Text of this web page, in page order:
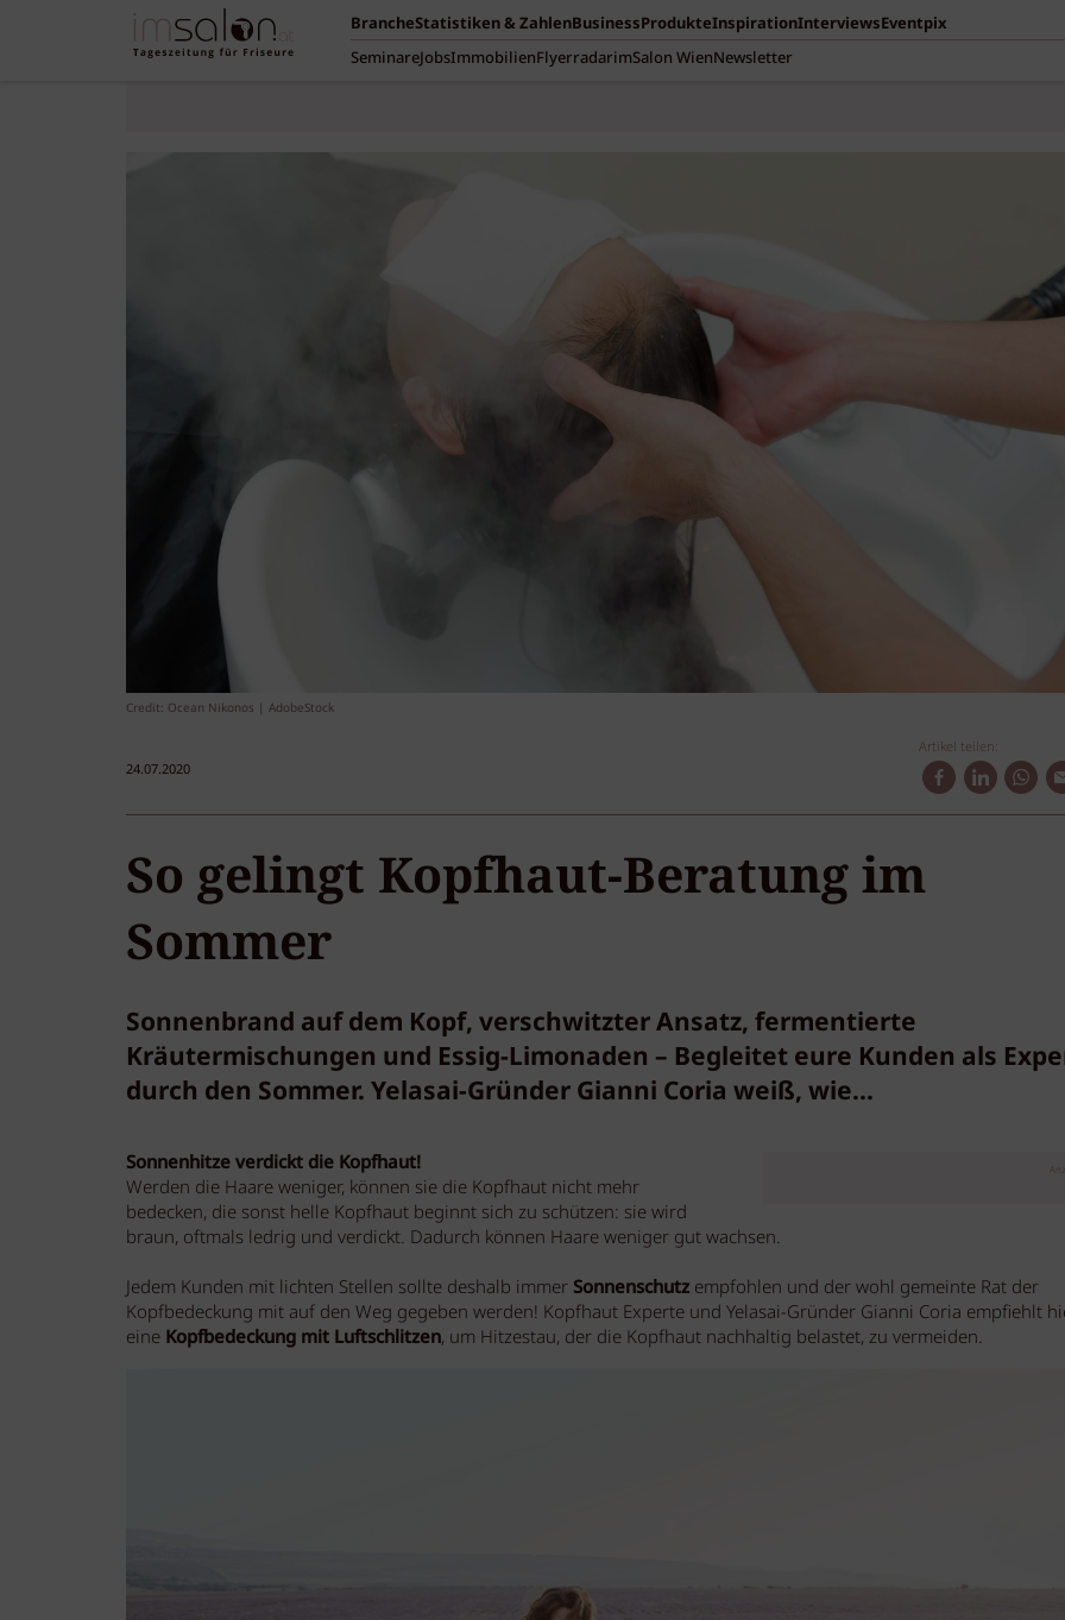
BrancheStatistiken & ZahlenBusinessProdukteInspirationInterviewsEventpix
SeminareJobsImmobilienFlyerradarimSalon WienNewsletter
Credit: Ocean Nikonos | AdobeStock
24.07.2020
Artikel teilen:
So gelingt Kopfhaut-Beratung im
Sommer
Sonnenbrand auf dem Kopf, verschwitzter Ansatz, fermentierte
Kräutermischungen und Essig-Limonaden – Begleitet eure Kunden als
durch den Sommer. Yelasai-Gründer Gianni Coria weiß, wie…
Sonnenhitze verdickt die Kopfhaut!
Werden die Haare weniger, können sie die Kopfhaut nicht mehr
bedecken, die sonst helle Kopfhaut beginnt sich zu schützen: sie wird
braun, oftmals ledrig und verdickt. Dadurch können Haare weniger gut wachsen.
Jedem Kunden mit lichten Stellen sollte deshalb immer Sonnenschutz empfohlen und der wohl gemeinte Rat der
Kopfbedeckung mit auf den Weg gegeben werden! Kopfhaut Experte und Yelasai-Gründer Gianni Coria empfiehlt
eine Kopfbedeckung mit Luftschlitzen, um Hitzestau, der die Kopfhaut nachhaltig belastet, zu vermeiden.